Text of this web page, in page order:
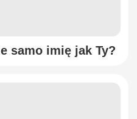
samo imię jak Ty?